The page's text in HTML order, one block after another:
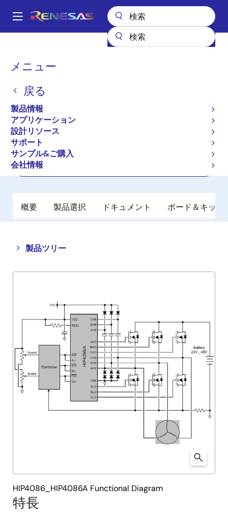
ン
Main
メニュー
戻る
製品情報
アプリケーション
設計リソース
サポート
サンプル&ご購入
会社情報
パ
く
ず
パワー & パワーマネジメント
FETドライバ
HIP4086
アクティブ
80V, 500mA, 3相MOSFETドライバ
概要 製品選択 ドキュメント ボード＆キット
製品ツリー
Close
tree
Open
tree
特長
HIP4086_HIP4086A Functional Diagram